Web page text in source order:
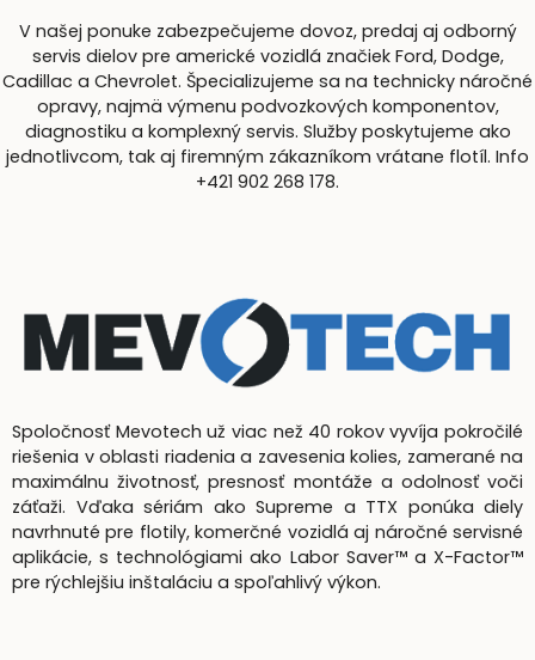
V našej ponuke zabezpečujeme dovoz, predaj aj odborný
servis dielov pre americké vozidlá značiek Ford, Dodge,
Cadillac a Chevrolet. Špecializujeme sa na technicky náročné
opravy, najmä výmenu podvozkových komponentov,
diagnostiku a komplexný servis. Služby poskytujeme ako
jednotlivcom, tak aj firemným zákazníkom vrátane flotíl. Info
+421 902 268 178.
Spoločnosť Mevotech už viac než 40 rokov vyvíja pokročilé
riešenia v oblasti riadenia a zavesenia kolies, zamerané na
maximálnu životnosť, presnosť montáže a odolnosť voči
záťaži. Vďaka sériám ako Supreme a TTX ponúka diely
navrhnuté pre flotily, komerčné vozidlá aj náročné servisné
aplikácie, s technológiami ako Labor Saver™ a X-Factor™
pre rýchlejšiu inštaláciu a spoľahlivý výkon.